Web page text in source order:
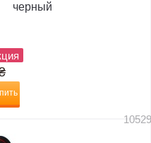
черный